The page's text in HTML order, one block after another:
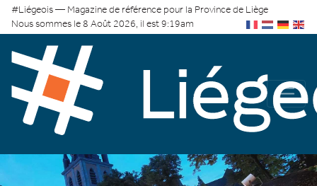
#Liégeois — Magazine de référence pour la Province de Liège
Nous sommes le 8 Août 2026, il est 9:19am